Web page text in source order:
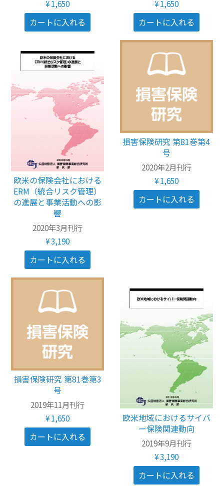
¥1,650
¥1,650
欧米の保険会社における
ERM（統合リスク管理）
の進展と事業活動への影
響
2020年3月刊行
¥3,190
損害保険研究 第81巻第4
号
2020年2月刊行
¥1,650
損害保険研究 第81巻第3
号
2019年11月刊行
¥1,650
欧米地域におけるサイバ
ー保険関連動向
2019年9月刊行
¥3,190